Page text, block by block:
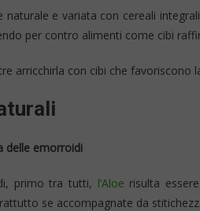
naturale e variata con cereali
per contro alimenti come cibi
arricchirla con cibi che
delle emorroidi
primo tra tutti, l’Aloe risulta
se accompagnate da